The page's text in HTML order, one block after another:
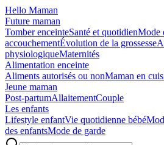
Hello Maman
Future maman
Tomber enceinteSanté et quotidienMode
accouchementÉvolution de la grossesse
physiologiqueMaternités
Alimentation enceinte
Aliments autorisés ou nonMaman en
Jeune maman
Post-partumAllaitementCouple
Les enfants
Lifestyle enfantVie quotidienne bébé
des enfantsMode de garde